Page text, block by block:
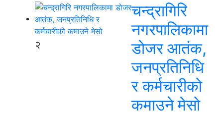
२
चन्द्रागिरि
नगरपालिकामा
डोजर आतंक,
जनप्रतिनिधि
र कर्मचारीको
कमाउने मेसो